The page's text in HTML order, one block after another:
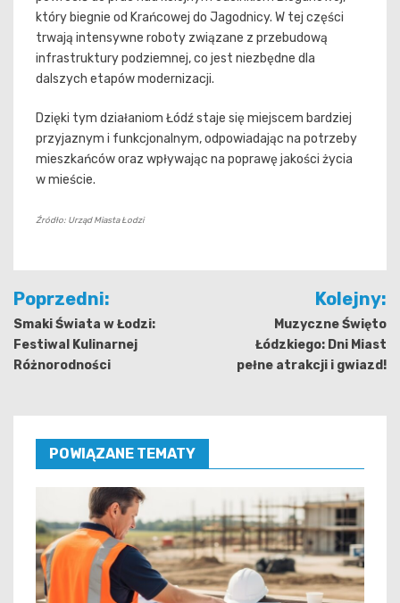
który biegnie od Krańcowej do Jagodnicy. W tej części
trwają intensywne roboty związane z przebudową
infrastruktury podziemnej, co jest niezbędne dla
dalszych etapów modernizacji.
Dzięki tym działaniom Łódź staje się miejscem bardziej
przyjaznym i funkcjonalnym, odpowiadając na potrzeby
mieszkańców oraz wpływając na poprawę jakości życia
w mieście.
Źródło: Urząd Miasta Łodzi
Nawigacja
wpisu
Poprzedni:
Smaki Świata w Łodzi:
Festiwal Kulinarnej
Różnorodności
Kolejny:
Muzyczne Święto
Łódzkiego: Dni Miast
pełne atrakcji i gwiazd!
POWIĄZANE TEMATY